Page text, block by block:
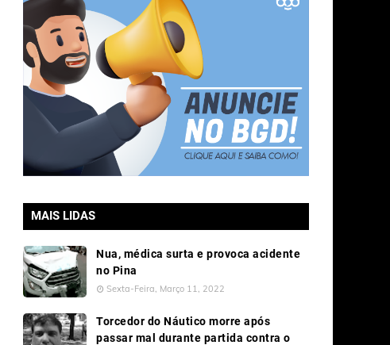
MAIS LIDAS
Nua, médica surta e provoca acidente
no Pina
Sexta-Feira, Março 11, 2022
Torcedor do Náutico morre após
passar mal durante partida contra o